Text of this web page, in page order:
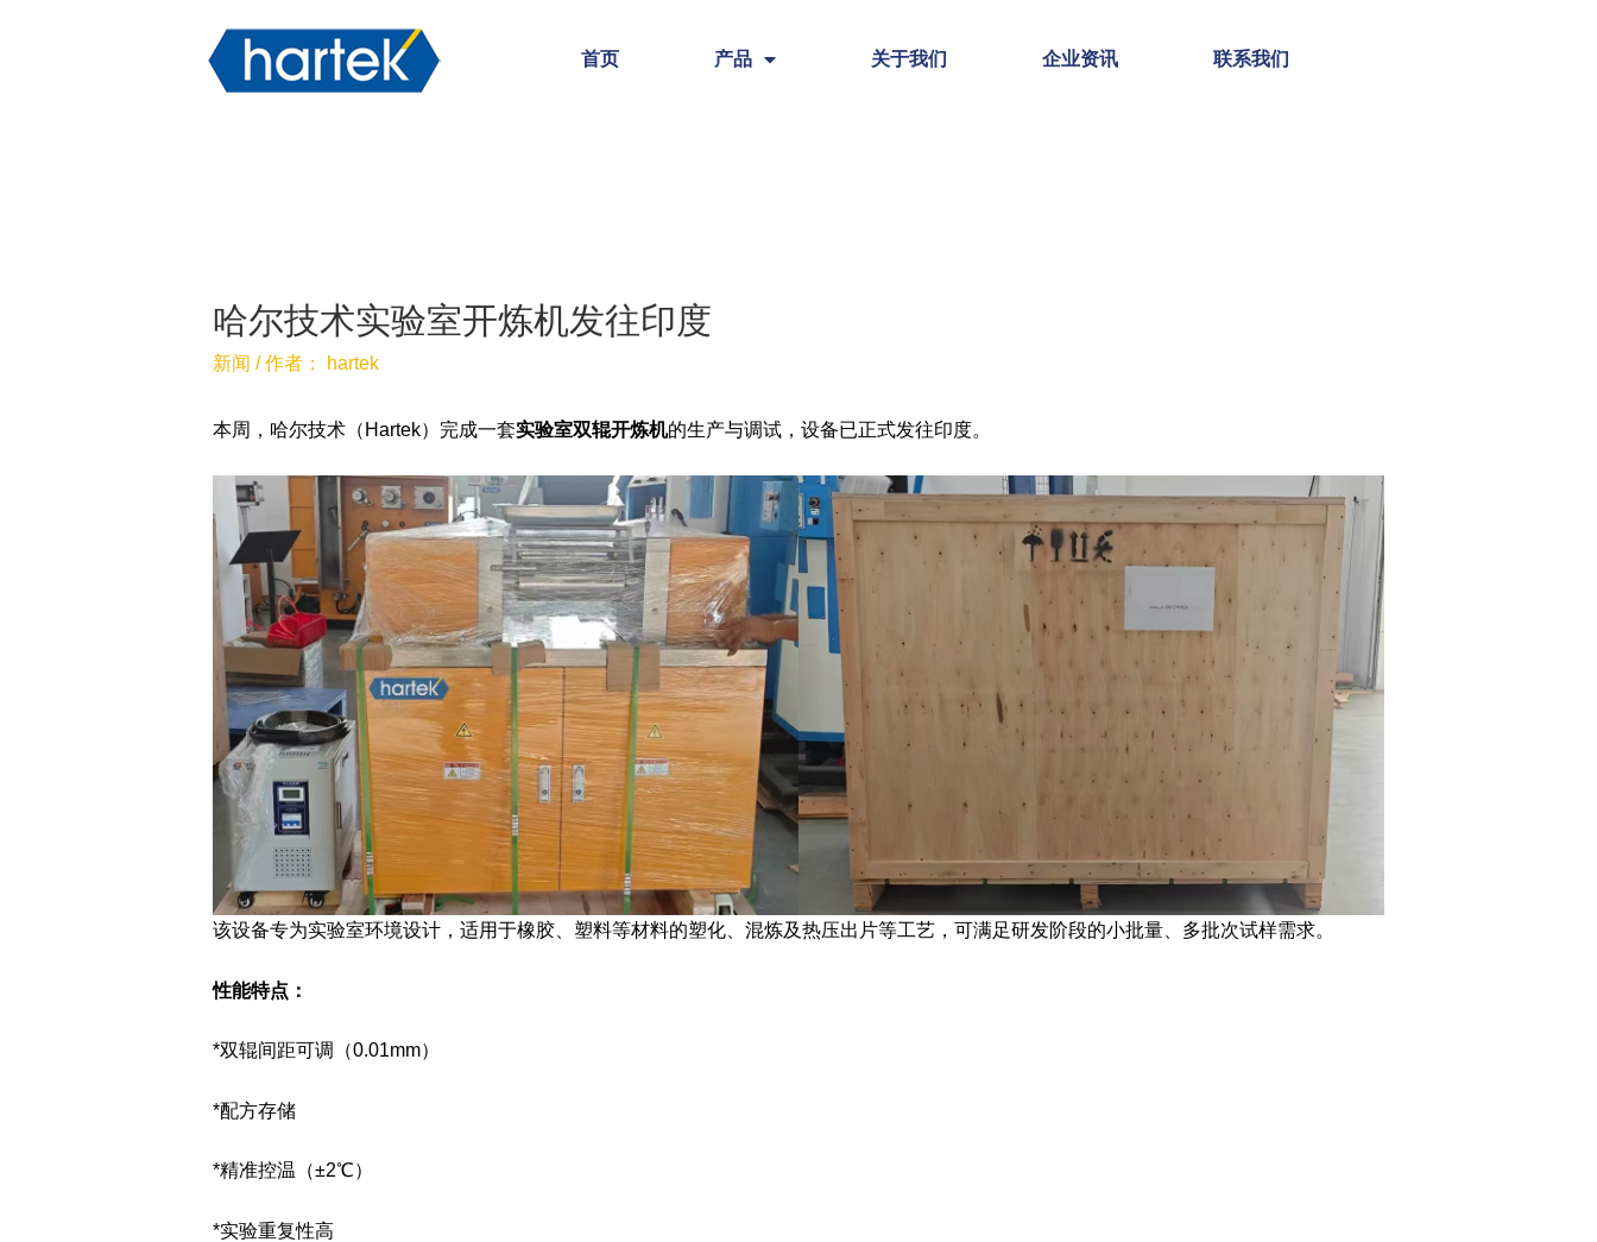
首页 产品 关于我们 企业资讯 联系我们
哈尔技术实验室开炼机发往印度
新闻 / 作者： hartek
本周，哈尔技术（Hartek）完成一套实验室双辊开炼机的生产与调试，设备已正式发往印度。
该设备专为实验室环境设计，适用于橡胶、塑料等材料的塑化、混炼及热压出片等工艺，可满足研发阶段的小批量、多批次试样需求。
性能特点：
*双辊间距可调（0.01mm）
*配方存储
*精准控温（±2℃）
*实验重复性高